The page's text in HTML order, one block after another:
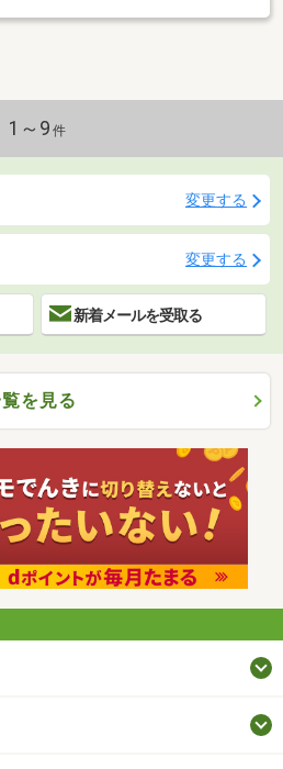
1～9 件
変更する
変更する
新着メールを受取る
を見る